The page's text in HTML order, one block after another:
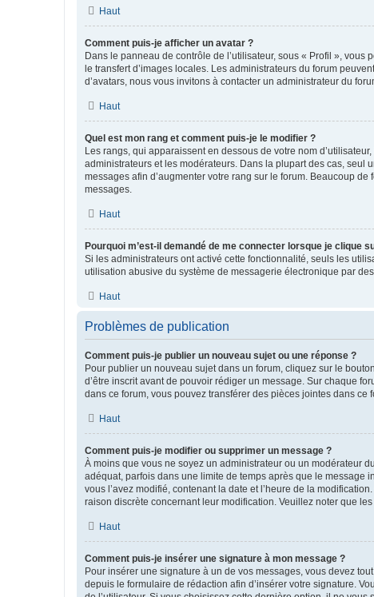
Haut
Comment puis-je afficher un avatar ?
Dans le panneau de contrôle de l’utilisateur, sous « Profil »,
le transfert d’images locales. Les administrateurs du forum
d’avatars, nous vous invitons à contacter un administrateur du
Haut
Quel est mon rang et comment puis-je le modifier ?
Les rangs, qui apparaissent en dessous de votre nom
administrateurs et les modérateurs. Dans la plupart des cas, seul
messages afin d’augmenter votre rang sur le forum. Beaucoup
messages.
Haut
Pourquoi m’est-il demandé de me connecter lorsque je clique
Si les administrateurs ont activé cette fonctionnalité, seuls les
utilisation abusive du système de messagerie électronique par
Haut
Problèmes de publication
Comment puis-je publier un nouveau sujet ou une réponse ?
Pour publier un nouveau sujet dans un forum, cliquez sur le
d’être inscrit avant de pouvoir rédiger un message. Sur chaque
dans ce forum, vous pouvez transférer des pièces jointes dans ce
Haut
Comment puis-je modifier ou supprimer un message ?
À moins que vous ne soyez un administrateur ou un modérateur
adéquat, parfois dans une limite de temps après que le message
vous l’avez modifié, contenant la date et l’heure de la
raison discrète concernant leur modification. Veuillez noter que
Haut
Comment puis-je insérer une signature à mon message ?
Pour insérer une signature à un de vos messages, vous devez
depuis le formulaire de rédaction afin d’insérer votre signature.